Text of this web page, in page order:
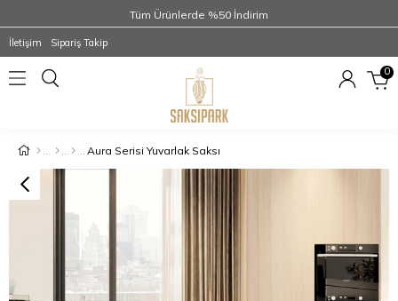
Tüm Ürünlerde %50 İndirim
İletişim Sipariş Takip
0
Aura Serisi Yuvarlak Saksı